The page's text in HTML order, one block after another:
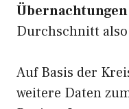
Übernachtungen
Durchschnitt also
Auf Basis der
weitere Daten